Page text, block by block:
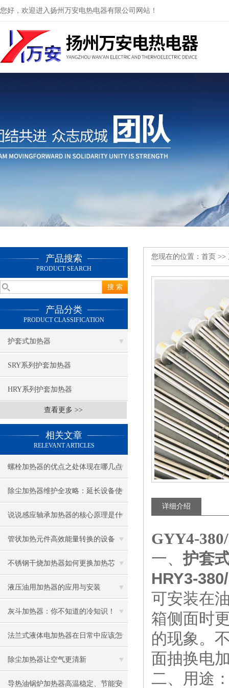
您好，欢迎进入扬州万安电热电器有限公司网站！
产品搜索
PRODUCT SEARCH
产品分类
PRODUCT CLASSIFICATION
护套式加热器
SRY系列护套加热器
HRY系列护套加热器
查看更多 >>
相关文章
RELEVANT ARTICLES
螺栓加热器的优点之处体现在哪几点
除尘加热器维护全攻略：延长设备使
用寿命
说说感应轴承加热器的核心原理是什
么呢
管状加热元件高效能量转换的设备
不锈钢干烧加热器如何更换加热芯
液压油用加热器的应用与安装
灰斗加热器：你不知道的冷知识！
法兰式液体电加热器在日常中应该怎
样维护保养呢
除尘加热器让空气更清新
导热油锅炉加热器高温稳定、节能安
您现在的位置： 首页 >>
详细介绍
GYY4-
一、护套
HRY3-
可安装在
箱侧面时
的现象。
面抽换电
二、用途